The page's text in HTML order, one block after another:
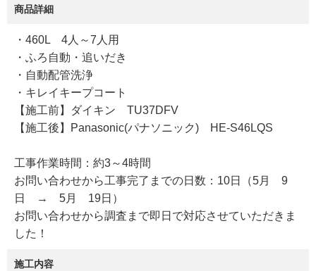
商品詳細
・460L 4人～7人用
・ふろ自動・追いだき
・自動配管洗浄
・キレイキープコート
【施工前】ダイキン TU37DFV
【施工後】Panasonic(パナソニック) HE-S46LQS
工事作業時間：約3～4時間
お問い合わせから工事完了までの日数：10日（5月 9
日 → 5月 19日）
お問い合わせから調査まで即日で対応させていただきま
した！
施工内容